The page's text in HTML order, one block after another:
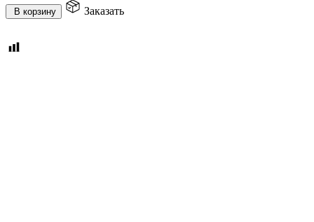
В корзину Заказать